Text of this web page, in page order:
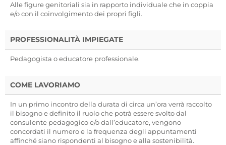
Alle figure genitoriali sia in rapporto individuale che in coppia
e/o con il coinvolgimento dei propri figli.
PROFESSIONALITÀ IMPIEGATE
Pedagogista o educatore professionale.
COME LAVORIAMO
In un primo incontro della durata di circa un’ora verrà raccolto
il bisogno e definito il ruolo che potrà essere svolto dal
consulente pedagogico e/o dall’educatore, vengono
concordati il numero e la frequenza degli appuntamenti
affinché siano rispondenti al bisogno e alla sostenibilità.